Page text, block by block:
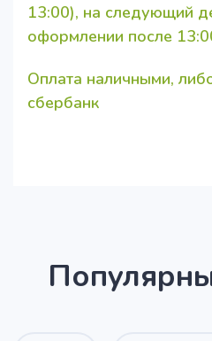
13:00), на следующий
оформлении после
Оплата наличными,
сбербанк